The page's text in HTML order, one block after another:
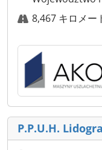
8,467 キロメー
P.P.U.H.